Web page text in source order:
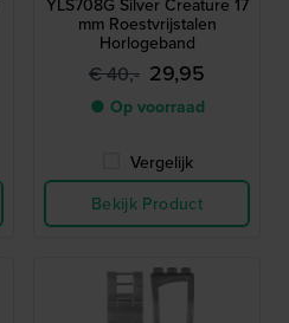
mm Roestvrijstalen
Horlogeband
€ 40,- 29,95
● Op voorraad
Vergelijk
Bekijk Product